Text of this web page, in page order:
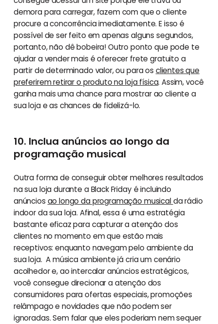
demora para carregar, fazem com que o cliente
procure a concorrência imediatamente. E isso é
possível de ser feito em apenas alguns segundos,
portanto, não dê bobeira! Outro ponto que pode te
ajudar a vender mais é oferecer frete gratuito a
partir de determinado valor, ou para os clientes que
preferirem retirar o produto na loja física. Assim, você
ganha mais uma chance para mostrar ao cliente a
sua loja e as chances de fidelizá-lo.
10. Inclua anúncios ao longo da
programação musical
Outra forma de conseguir obter melhores resultados
na sua loja durante a Black Friday é incluindo
anúncios ao longo da programação musicalda rádio
indoor da sua loja. Afinal, essa é uma estratégia
bastante eficaz para capturar a atenção dos
clientes no momento em que estão mais
receptivos: enquanto navegam pelo ambiente da
sua loja. A música ambiente já cria um cenário
acolhedor e, ao intercalar anúncios estratégicos,
você consegue direcionar a atenção dos
consumidores para ofertas especiais, promoções
relâmpago e novidades que não podem ser
ignoradas. Sem falar que eles poderiam nem sequer